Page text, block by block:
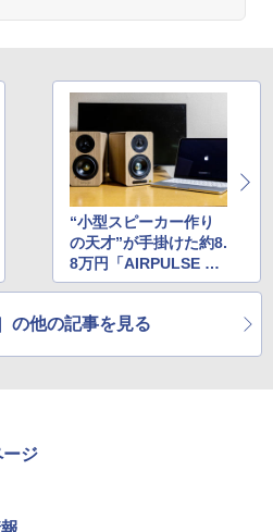
“小型スピーカー作り
の天才”が手掛けた約8.
8万円「AIRPULSE A6
0」。カワイイだけじ
の他の記事を見る
ジ